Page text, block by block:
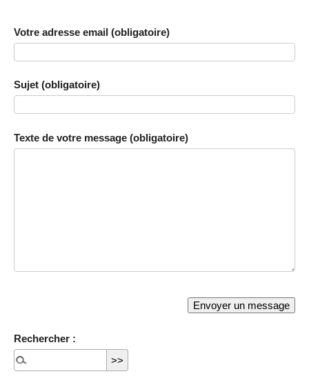
Votre adresse email (obligatoire)
Sujet (obligatoire)
Texte de votre message (obligatoire)
Rechercher :